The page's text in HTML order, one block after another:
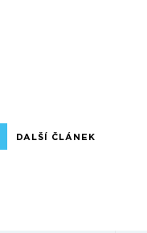
DALŠÍ ČLÁNEK